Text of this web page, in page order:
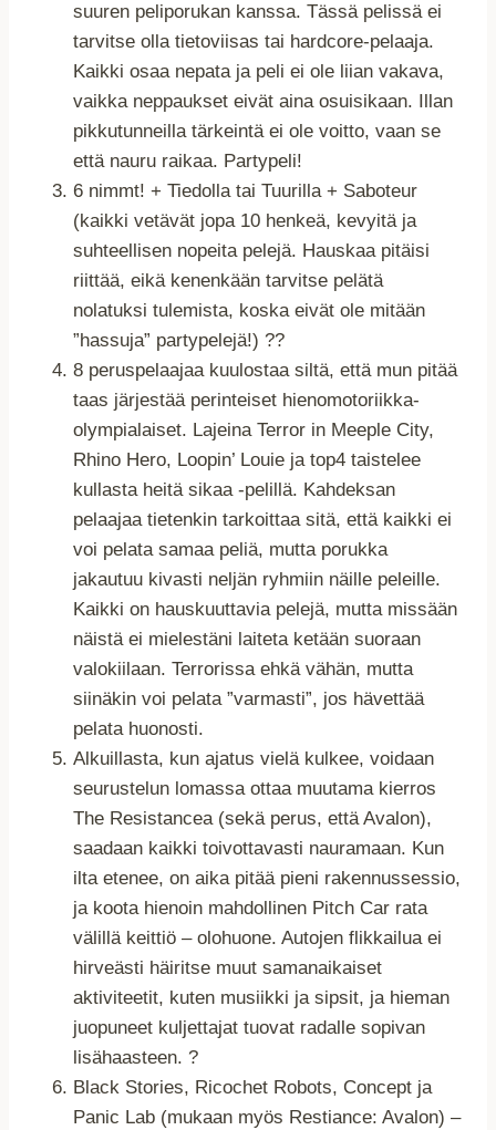
suuren peliporukan kanssa. Tässä pelissä ei
tarvitse olla tietoviisas tai hardcore-pelaaja.
Kaikki osaa nepata ja peli ei ole liian vakava,
vaikka neppaukset eivät aina osuisikaan. Illan
pikkutunneilla tärkeintä ei ole voitto, vaan se
että nauru raikaa. Partypeli!
6 nimmt! + Tiedolla tai Tuurilla + Saboteur
(kaikki vetävät jopa 10 henkeä, kevyitä ja
suhteellisen nopeita pelejä. Hauskaa pitäisi
riittää, eikä kenenkään tarvitse pelätä
nolatuksi tulemista, koska eivät ole mitään
”hassuja” partypelejä!) ??
8 peruspelaajaa kuulostaa siltä, että mun pitää
taas järjestää perinteiset hienomotoriikka-
olympialaiset. Lajeina Terror in Meeple City,
Rhino Hero, Loopin’ Louie ja top4 taistelee
kullasta heitä sikaa -pelillä. Kahdeksan
pelaajaa tietenkin tarkoittaa sitä, että kaikki ei
voi pelata samaa peliä, mutta porukka
jakautuu kivasti neljän ryhmiin näille peleille.
Kaikki on hauskuuttavia pelejä, mutta missään
näistä ei mielestäni laiteta ketään suoraan
valokiilaan. Terrorissa ehkä vähän, mutta
siinäkin voi pelata ”varmasti”, jos hävettää
pelata huonosti.
Alkuillasta, kun ajatus vielä kulkee, voidaan
seurustelun lomassa ottaa muutama kierros
The Resistancea (sekä perus, että Avalon),
saadaan kaikki toivottavasti nauramaan. Kun
ilta etenee, on aika pitää pieni rakennussessio,
ja koota hienoin mahdollinen Pitch Car rata
välillä keittiö – olohuone. Autojen flikkailua ei
hirveästi häiritse muut samanaikaiset
aktiviteetit, kuten musiikki ja sipsit, ja hieman
juopuneet kuljettajat tuovat radalle sopivan
lisähaasteen. ?
Black Stories, Ricochet Robots, Concept ja
Panic Lab (mukaan myös Restiance: Avalon) –